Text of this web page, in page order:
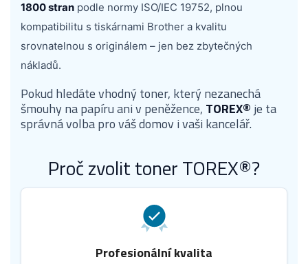
1800 stran podle normy ISO/IEC 19752, plnou
kompatibilitu s tiskárnami Brother a kvalitu
srovnatelnou s originálem – jen bez zbytečných
nákladů.
Pokud hledáte vhodný toner, který nezanechá
šmouhy na papíru ani v peněžence, TOREX® je ta
správná volba pro váš domov i vaši kancelář.
Proč zvolit toner TOREX®?
Profesionální kvalita